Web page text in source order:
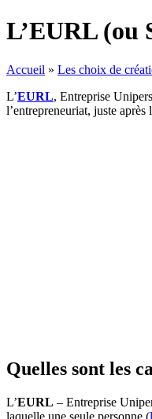
L’EURL (ou
Accueil » Les choix de
L’EURL, Entreprise
l’entrepreneuriat, juste
Quelles sont les
L’EURL – Entreprise
laquelle une seule personne (